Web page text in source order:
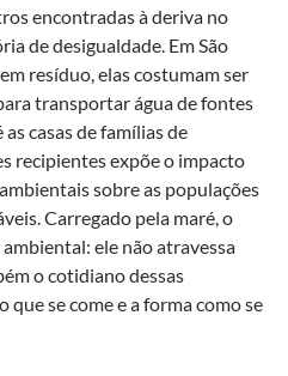
encontradas à deriva no
de desigualdade. Em São
resíduo, elas costumam ser
transportar água de fontes
casas de famílias de
recipientes expõe o impacto
sobre as populações
Carregado pela maré, o
ele não atravessa
o cotidiano dessas
se come e a forma como se